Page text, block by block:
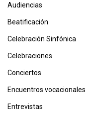
Audiencias
Beatificación
Celebración Sinfónica
Celebraciones
Conciertos
Encuentros vocacionales
Entrevistas